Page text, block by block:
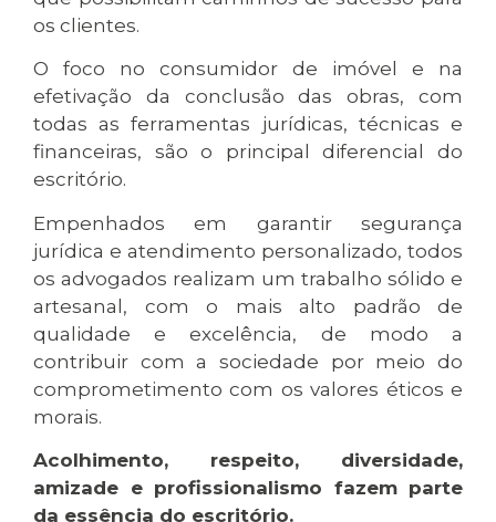
os clientes.
O foco no consumidor de imóvel e na
efetivação da conclusão das obras, com
todas as ferramentas jurídicas, técnicas e
financeiras, são o principal diferencial do
escritório.
Empenhados em garantir segurança
jurídica e atendimento personalizado, todos
os advogados realizam um trabalho sólido e
artesanal, com o mais alto padrão de
qualidade e excelência, de modo a
contribuir com a sociedade por meio do
comprometimento com os valores éticos e
morais.
Acolhimento, respeito, diversidade,
amizade e profissionalismo fazem parte
da essência do escritório.